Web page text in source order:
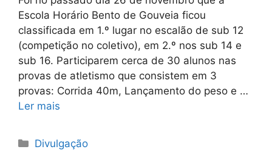
Escola Horário Bento de Gouveia ficou
classificada em 1.º lugar no escalão de sub 12
(competição no coletivo), em 2.º nos sub 14 e
sub 16. Participarem cerca de 30 alunos nas
provas de atletismo que consistem em 3
provas: Corrida 40m, Lançamento do peso e …
Ler mais
Categorias
Divulgação